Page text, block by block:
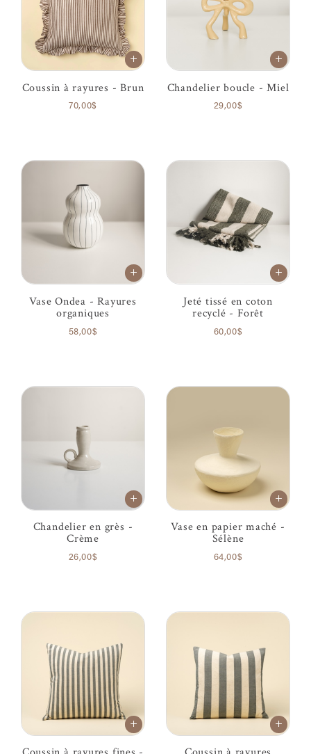
Coussin à rayures - Brun
70,00$
Chandelier boucle - Miel
29,00$
Vase Ondea - Rayures
organiques
58,00$
Jeté tissé en coton
recyclé - Forêt
60,00$
Chandelier en grès -
Crème
26,00$
Vase en papier maché -
Sélène
64,00$